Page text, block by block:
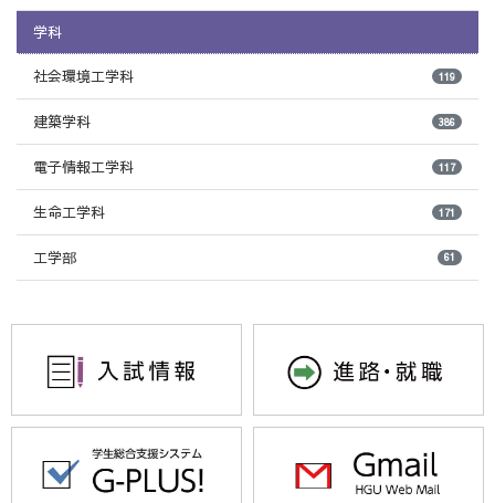
学科
社会環境工学科 119
建築学科 386
電子情報工学科 117
生命工学科 171
工学部 61